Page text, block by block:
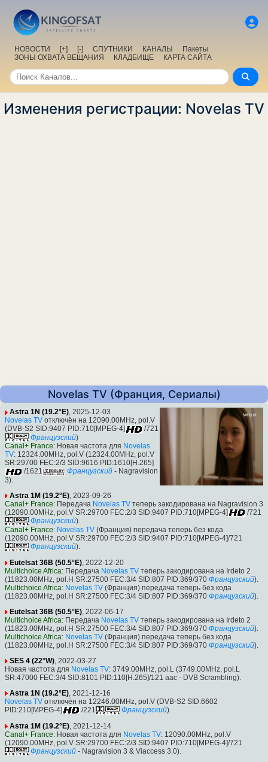
НОВОСТИ [+] [-] СПУТНИКИ КАНАЛЫ
Пакеты
ЗОНЫ ОХВАТА ВЕЩАНИЯ
КЛАДБИЩЕ КАРТА САЙТА
Изменения регистрации: Novelas TV
Novelas TV (Франция, Сериалы)
Astra 1N (19.2°E), 2025-12-03
Novelas TV отключён на 12090.00MHz, pol.V
(DVB-S2 SID:9407 PID:710[MPEG-4]
/721
Французский)
Canal+ France: Новая частота для Novelas
TV: 12324.00MHz, pol.V (12324.00MHz, pol.V
SR:29700 FEC:2/3 SID:9616 PID:1610[H.265]
/1621
Французский - Nagravision
3).
Astra 1M (19.2°E) , 2023-09-26
Canal+ France: Передача Novelas TV теперь закодирована на Nagravision 3
(12090.00MHz, pol.V SR:29700 FEC:2/3 SID:9407 PID:710[MPEG-4]
/721
Французский).
Canal+ France: Novelas TV (Франция) передача теперь без кода
(12090.00MHz, pol.V SR:29700 FEC:2/3 SID:9407 PID:710[MPEG-4]/721
Французский).
Eutelsat 36B (50.5°E) , 2022-12-20
Multichoice Africa: Передача Novelas TV теперь закодирована на Irdeto 2
(11823.00MHz, pol.H SR:27500 FEC:3/4 SID:807 PID:369/370 Французский).
Multichoice Africa: Novelas TV (Франция) передача теперь без кода
(11823.00MHz, pol.H SR:27500 FEC:3/4 SID:807 PID:369/370 Французский).
Eutelsat 36B (50.5°E) , 2022-06-17
Multichoice Africa: Передача Novelas TV теперь закодирована на Irdeto 2
(11823.00MHz, pol.H SR:27500 FEC:3/4 SID:807 PID:369/370 Французский).
Multichoice Africa: Novelas TV (Франция) передача теперь без кода
(11823.00MHz, pol.H SR:27500 FEC:3/4 SID:807 PID:369/370 Французский).
SES 4 (22°W) , 2022-03-27
Новая частота для Novelas TV: 3749.00MHz, pol.L (3749.00MHz, pol.L
SR:47000 FEC:3/4 SID:8101 PID:110[H.265]/121 aac - DVB Scrambling).
Astra 1N (19.2°E) , 2021-12-16
Novelas TV отключён на 12246.00MHz, pol.V (DVB-S2 SID:6602
PID:210[MPEG-4]
/221 Французский)
Astra 1M (19.2°E) , 2021-12-14
Canal+ France: Новая частота для Novelas TV: 12090.00MHz, pol.V
(12090.00MHz, pol.V SR:29700 FEC:2/3 SID:9407 PID:710[MPEG-4]/721
Французский - Nagravision 3 & Viaccess 3.0).